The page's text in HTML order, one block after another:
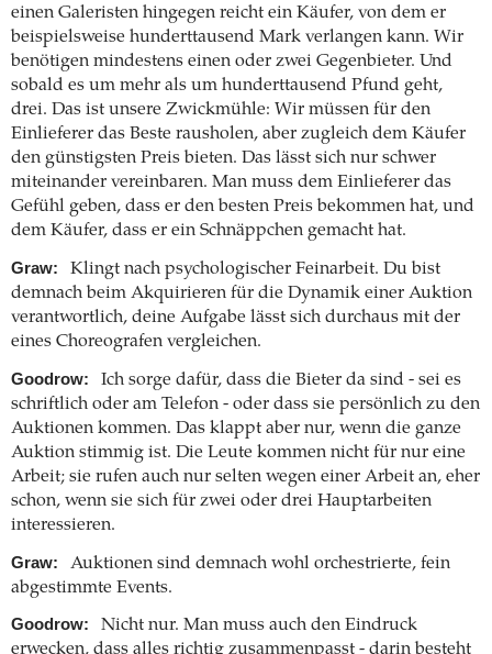
einen Galeristen hingegen reicht ein Käufer, von dem er
beispielsweise hunderttausend Mark verlangen kann. Wir
benötigen mindestens einen oder zwei Gegenbieter. Und
sobald es um mehr als um hunderttausend Pfund geht,
drei. Das ist unsere Zwickmühle: Wir müssen für den
Einlieferer das Beste rausholen, aber zugleich dem Käufer
den günstigsten Preis bieten. Das lässt sich nur schwer
miteinander vereinbaren. Man muss dem Einlieferer das
Gefühl geben, dass er den besten Preis bekommen hat, und
dem Käufer, dass er ein Schnäppchen gemacht hat.
Graw:
Klingt nach psychologischer Feinarbeit. Du bist
demnach beim Akquirieren für die Dynamik einer Auktion
verantwortlich, deine Aufgabe lässt sich durchaus mit der
eines Choreografen vergleichen.
Goodrow:
Ich sorge dafür, dass die Bieter da sind - sei es
schriftlich oder am Telefon - oder dass sie persönlich zu den
Auktionen kommen. Das klappt aber nur, wenn die ganze
Auktion stimmig ist. Die Leute kommen nicht für nur eine
Arbeit; sie rufen auch nur selten wegen einer Arbeit an, eher
schon, wenn sie sich für zwei oder drei Hauptarbeiten
interessieren.
Graw:
Auktionen sind demnach wohl orchestrierte, fein
abgestimmte Events.
Goodrow:
Nicht nur. Man muss auch den Eindruck
erwecken, dass alles richtig zusammenpasst - darin besteht